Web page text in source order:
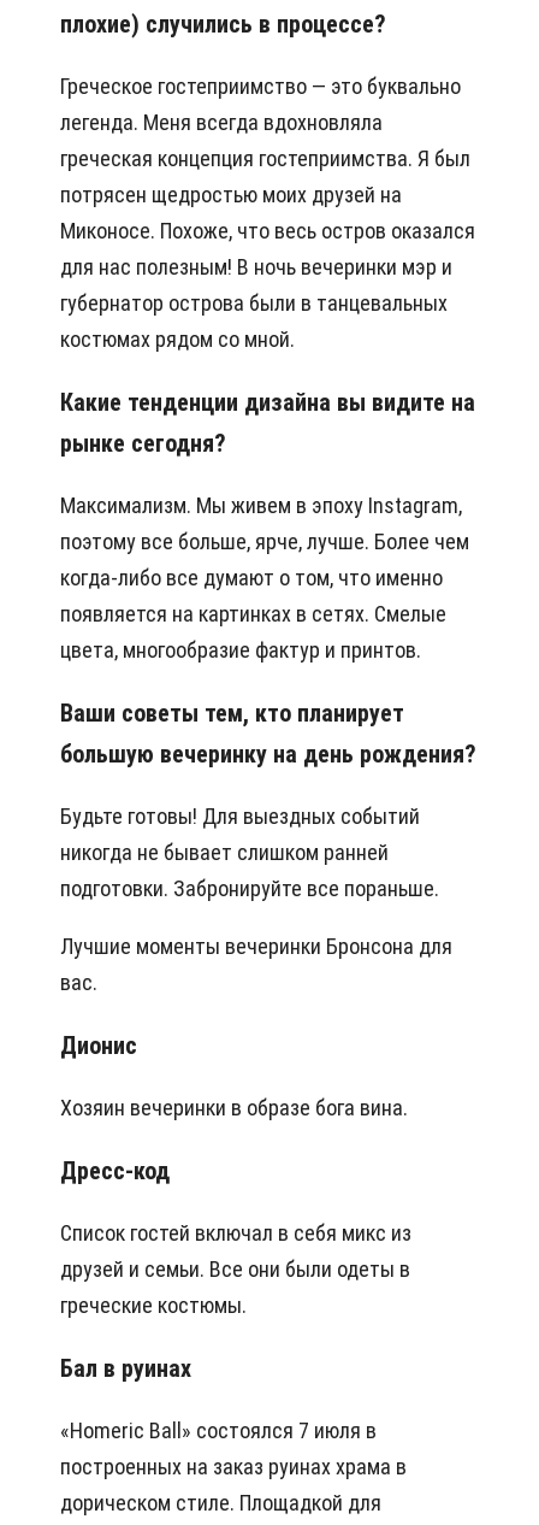
плохие) случились в процессе?
Греческое гостеприимство — это буквально
легенда. Меня всегда вдохновляла
греческая концепция гостеприимства. Я был
потрясен щедростью моих друзей на
Миконосе. Похоже, что весь остров оказался
для нас полезным! В ночь вечеринки мэр и
губернатор острова были в танцевальных
костюмах рядом со мной.
Какие тенденции дизайна вы видите на
рынке сегодня?
Максимализм. Мы живем в эпоху Instagram,
поэтому все больше, ярче, лучше. Более чем
когда-либо все думают о том, что именно
появляется на картинках в сетях. Смелые
цвета, многообразие фактур и принтов.
Ваши советы тем, кто планирует
большую вечеринку на день рождения?
Будьте готовы! Для выездных событий
никогда не бывает слишком ранней
подготовки. Забронируйте все пораньше.
Лучшие моменты вечеринки Бронсона для
вас.
Дионис
Хозяин вечеринки в образе бога вина.
Дресс-код
Список гостей включал в себя микс из
друзей и семьи. Все они были одеты в
греческие костюмы.
Бал в руинах
«Homeric Ball» состоялся 7 июля в
построенных на заказ руинах храма в
дорическом стиле. Площадкой для